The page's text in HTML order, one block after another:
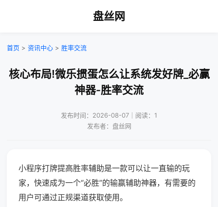
盘丝网
首页 > 资讯中心 > 胜率交流
核心布局!微乐掼蛋怎么让系统发好牌_必赢
神器-胜率交流
发布时间：2026-08-07｜阅读：1
发布者：盘丝网
小程序打牌提高胜率辅助是一款可以让一直输的玩
家，快速成为一个“必胜”的输赢辅助神器，有需要的
用户可通过正规渠道获取使用。